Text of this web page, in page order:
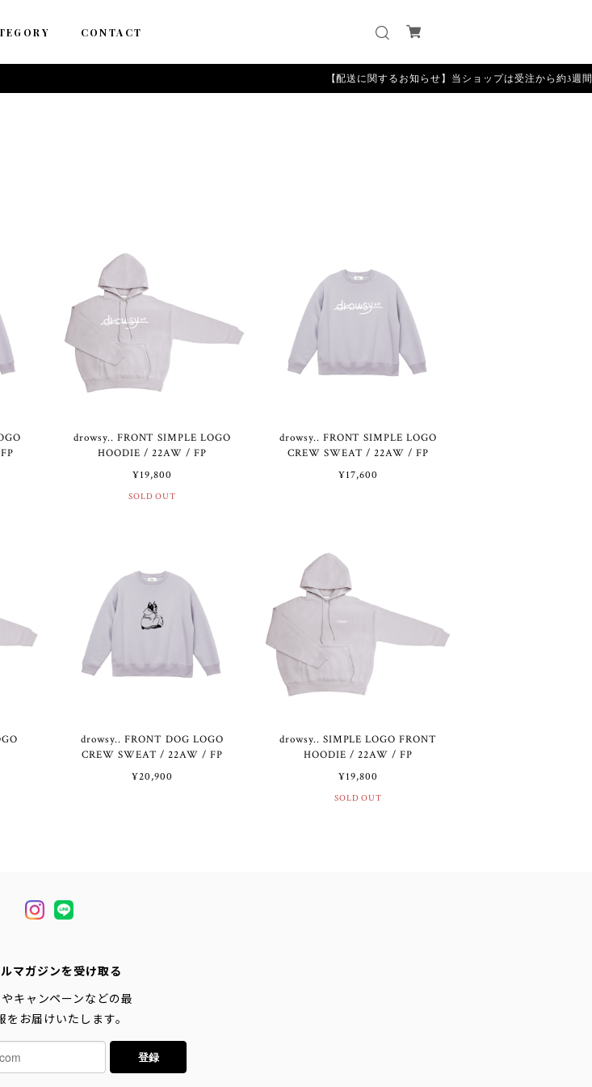
CONTACT
【配送に関するお知らせ】当ショップは受注から約3週間程
drowsy.. FRONT SIMPLE LOGO
HOODIE / 22AW / FP
¥19,800
SOLD OUT
drowsy.. FRONT SIMPLE LOGO
CREW SWEAT / 22AW / FP
¥17,600
drowsy.. FRONT DOG LOGO
CREW SWEAT / 22AW / FP
¥20,900
drowsy.. SIMPLE LOGO FRONT
HOODIE / 22AW / FP
¥19,800
SOLD OUT
マガジンを受け取る
キャンペーンなどの最
をお届けいたします。
登録